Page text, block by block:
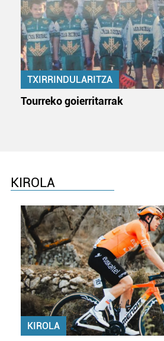
TXIRRINDULARITZA
Tourreko goierritarrak
KIROLA
KIROLA